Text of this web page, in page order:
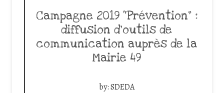
Campagne 2019 “Prévention” :
diffusion d’outils de
communication auprès de la
Mairie 49
by:SDEDA